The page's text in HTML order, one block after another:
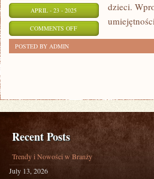
APRIL - 23 - 2025
COMMENTS OFFON
TECHNIKI
DLA
MAŁYCH
ODKRYWCÓW
dzieci.
POSTED BY ADMIN
Recent Posts
Trendy i Nowości w Branży
July 13, 2026